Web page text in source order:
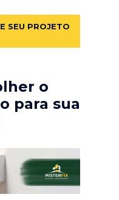
SEU PROJETO
o
para sua